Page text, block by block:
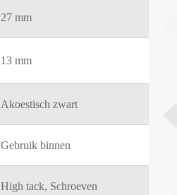
27 mm
13 mm
Akoestisch zwart
Gebruik binnen
High tack, Schroeven